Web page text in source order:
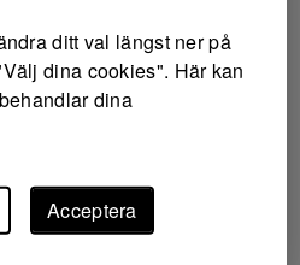
ditt val längst ner på
dina cookies". Här kan
dina
Acceptera